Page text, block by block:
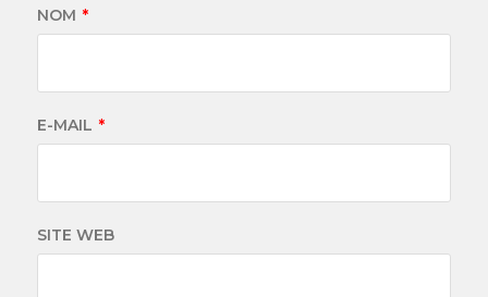
NOM *
E-MAIL *
SITE WEB